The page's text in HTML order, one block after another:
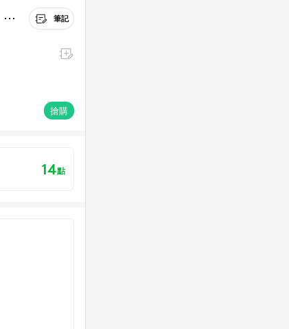
筆記
搶購
14點